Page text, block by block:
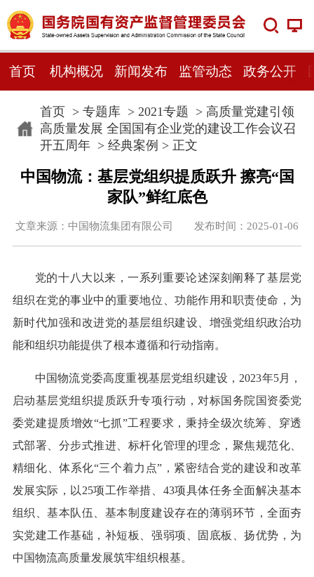
首页 机构概况 新闻发布 监管动态 政务公开
首页> 专题库> 2021专题 > 高质量党建引领
高质量发展 全国国有企业党的建设工作会议召
开五周年 > 经典案例 > 正文
中国物流：基层党组织提质跃升 擦亮“国
家队”鲜红底色
文章来源：中国物流集团有限公司 发布时间：2025-01-06
党的十八大以来，一系列重要论述深刻阐释了基层党
组织在党的事业中的重要地位、功能作用和职责使命，为
新时代加强和改进党的基层组织建设、增强党组织政治功
能和组织功能提供了根本遵循和行动指南。
中国物流党委高度重视基层党组织建设，2023年5月，
启动基层党组织提质跃升专项行动，对标国务院国资委党
委党建提质增效“七抓”工程要求，秉持全级次统筹、穿透
式部署、分步式推进、标杆化管理的理念，聚焦规范化、
精细化、体系化“三个着力点”，紧密结合党的建设和改革
发展实际，以25项工作举措、43项具体任务全面解决基本
组织、基本队伍、基本制度建设存在的薄弱环节，全面夯
实党建工作基础，补短板、强弱项、固底板、扬优势，为
中国物流高质量发展筑牢组织根基。